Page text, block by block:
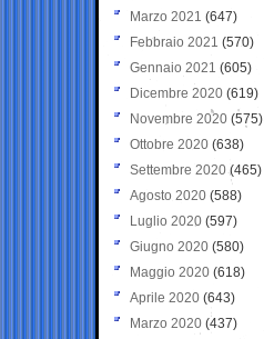
Marzo 2021 (647)
Febbraio 2021 (570)
Gennaio 2021 (605)
Dicembre 2020 (619)
Novembre 2020 (575)
Ottobre 2020 (638)
Settembre 2020(465)
Agosto 2020 (588)
Luglio 2020 (597)
Giugno 2020 (580)
Maggio 2020 (618)
Aprile 2020 (643)
Marzo 2020 (437)